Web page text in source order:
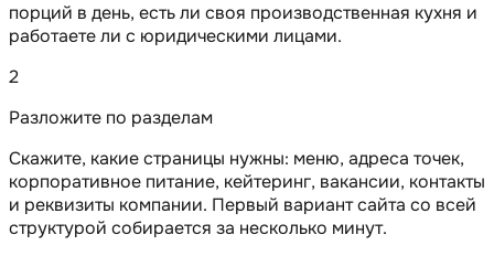
порций в день, есть ли своя производственная кухня и
работаете ли с юридическими лицами.
2
Разложите по разделам
Скажите, какие страницы нужны: меню, адреса точек,
корпоративное питание, кейтеринг, вакансии, контакты
и реквизиты компании. Первый вариант сайта со всей
структурой собирается за несколько минут.